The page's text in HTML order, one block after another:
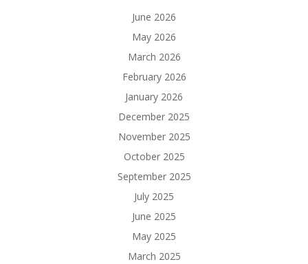
June 2026
May 2026
March 2026
February 2026
January 2026
December 2025
November 2025
October 2025
September 2025
July 2025
June 2025
May 2025
March 2025